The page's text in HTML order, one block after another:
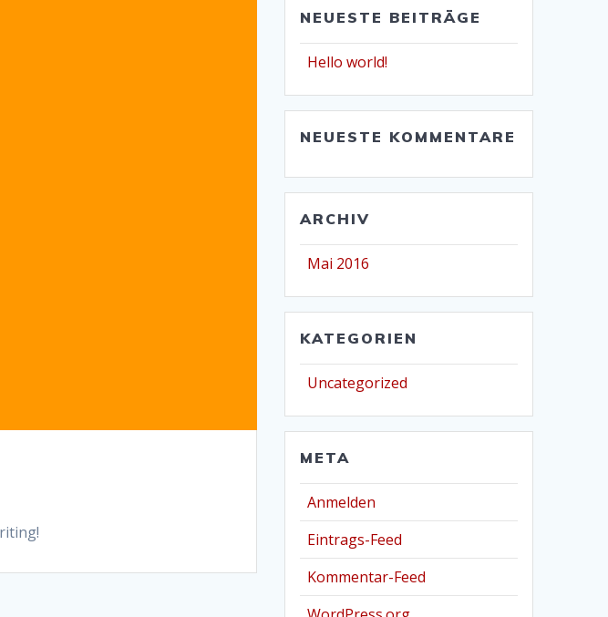
NEUESTE BEITRÄGE
Hello world!
NEUESTE KOMMENTARE
ARCHIV
Mai 2016
KATEGORIEN
Uncategorized
META
Anmelden
Eintrags-Feed
Kommentar-Feed